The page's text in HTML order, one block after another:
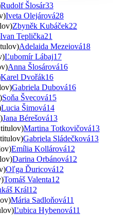
Rudolf Šlosár33
Iveta Olejárová28
Zbyněk Kubáček22
Ivan Teplička21
Adelaida Mezeiová18
Ľubomír Lábaj17
Anna Šlosárová16
Karel Dvořák16
Gabriela Dubová16
Soňa Švecová15
Lucia Šimová14
Jana Bérešová13
Martina Totkovičová13
Gabriela Sládečková13
Emília Kollárová12
Darina Orbánová12
Oľga Ďuricová12
Tomáš Valenta12
Král12
Mária Sadloňová11
Ľubica Hybenová11